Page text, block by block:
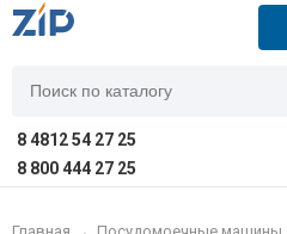
8 4812 54 27 25
8 800 444 27 25